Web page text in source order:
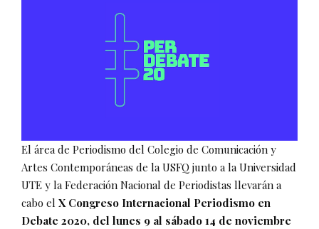
El área de Periodismo del Colegio de Comunicación y
Artes Contemporáneas de la USFQ junto a la Universidad
UTE y la Federación Nacional de Periodistas llevarán a
cabo el X Congreso Internacional Periodismo en
Debate 2020, del lunes 9 al sábado 14 de noviembre